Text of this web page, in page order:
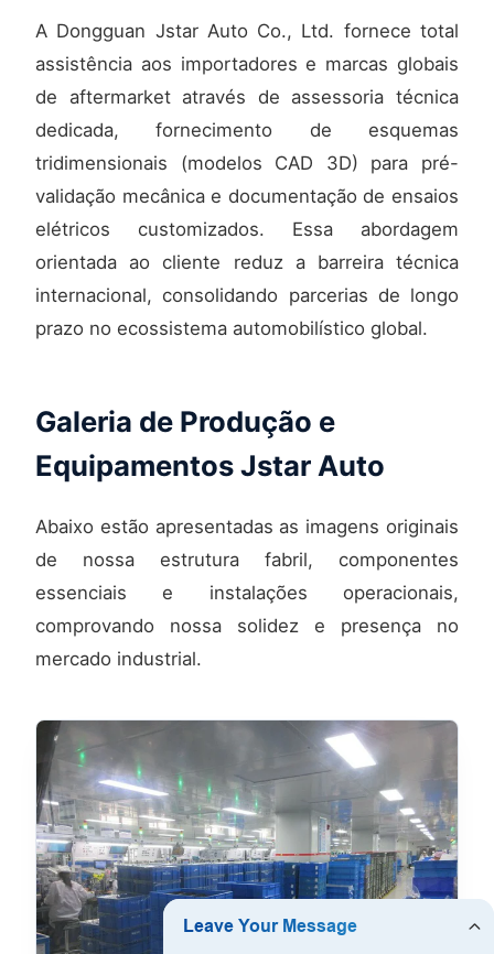
A Dongguan Jstar Auto Co., Ltd. fornece total
assistência aos importadores e marcas globais
de aftermarket através de assessoria técnica
dedicada, fornecimento de esquemas
tridimensionais (modelos CAD 3D) para pré-
validação mecânica e documentação de ensaios
elétricos customizados. Essa abordagem
orientada ao cliente reduz a barreira técnica
internacional, consolidando parcerias de longo
prazo no ecossistema automobilístico global.
Galeria de Produção e
Equipamentos Jstar Auto
Abaixo estão apresentadas as imagens originais
de nossa estrutura fabril, componentes
essenciais e instalações operacionais,
comprovando nossa solidez e presença no
mercado industrial.